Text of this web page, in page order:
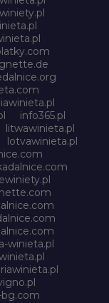
info365.pl
litwawinieta.pl
lotvawinieta.pl
winieta.pl